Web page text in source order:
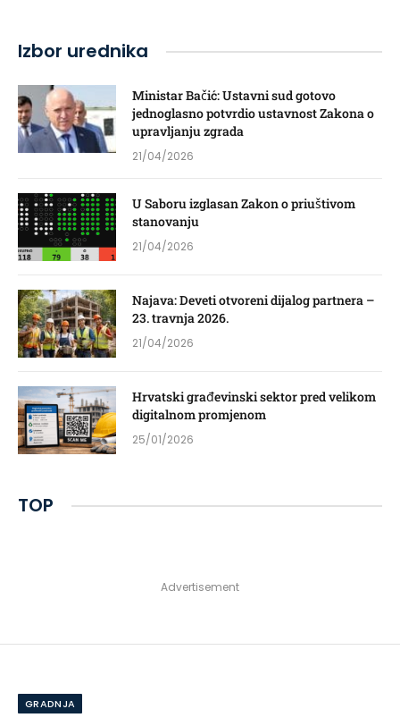
Izbor urednika
Ministar Bačić: Ustavni sud gotovo
jednoglasno potvrdio ustavnost Zakona o
upravljanju zgrada
21/04/2026
U Saboru izglasan Zakon o priuštivom
stanovanju
21/04/2026
Najava: Deveti otvoreni dijalog partnera –
23. travnja 2026.
21/04/2026
Hrvatski građevinski sektor pred velikom
digitalnom promjenom
25/01/2026
TOP
Advertisement
GRADNJA